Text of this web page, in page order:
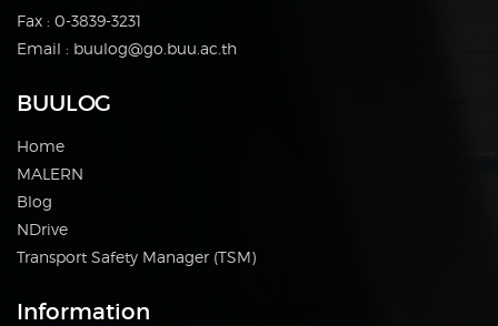
Fax : 0-3839-3231
Email : buulog@go.buu.ac.th
BUULOG
Home
MALERN
Blog
NDrive
Transport Safety Manager (TSM)
Information